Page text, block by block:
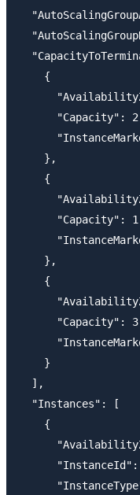
    {
"Capacity":
    },
    {
"Capacity":
    },
    {
"Capacity":
    }
  ],
  "Instances": [
    {